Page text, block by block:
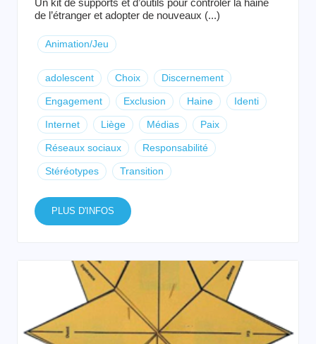
Un kit de supports et d’outils pour contrôler la haine
de l’étranger et adopter de nouveaux (...)
Animation/Jeu
adolescent Choix Discernement
Engagement Exclusion Haine Identi
Internet Liège Médias Paix
Réseaux sociaux Responsabilité
Stéréotypes Transition
PLUS D'INFOS